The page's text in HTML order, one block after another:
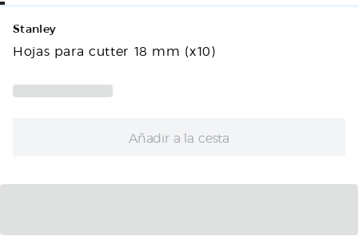
Stanley
Hojas para cutter 18 mm (x10)
Añadir a la cesta